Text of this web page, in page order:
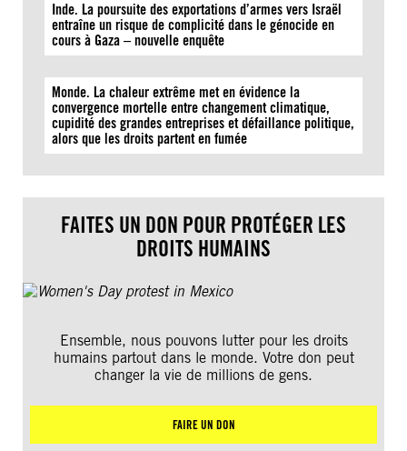
Inde. La poursuite des exportations d’armes vers Israël
entraîne un risque de complicité dans le génocide en
cours à Gaza – nouvelle enquête
Monde. La chaleur extrême met en évidence la
convergence mortelle entre changement climatique,
cupidité des grandes entreprises et défaillance politique,
alors que les droits partent en fumée
FAITES UN DON POUR PROTÉGER LES
DROITS HUMAINS
Ensemble, nous pouvons lutter pour les droits
humains partout dans le monde. Votre don peut
changer la vie de millions de gens.
FAIRE UN DON